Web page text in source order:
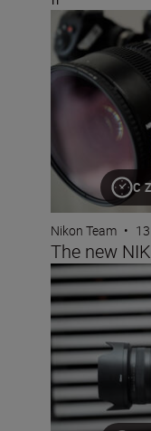
The new
Nikon Team •
The new
The new